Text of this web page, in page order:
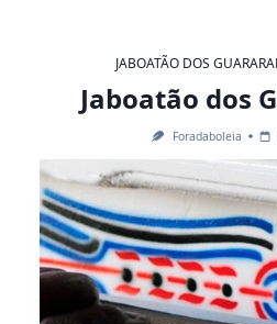
JABOATÃO DOS
Jaboatão dos
Foradaboleia